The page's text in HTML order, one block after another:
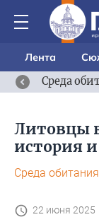
Лента
Среда
Литовцы
история
Среда обитания
22 июня 2025